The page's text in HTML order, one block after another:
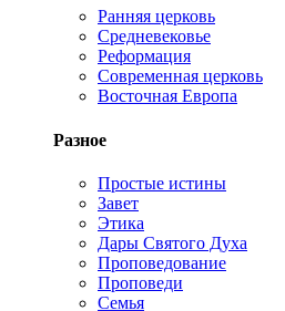
Ранняя церковь
Средневековье
Реформация
Современная церковь
Восточная Европа
Разное
Простые истины
Завет
Этика
Дары Святого Духа
Проповедование
Проповеди
Семья